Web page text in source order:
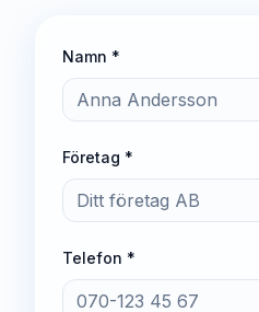
Namn *
Företag *
Telefon *